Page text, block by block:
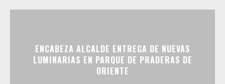
ENCABEZA ALCALDE ENTREGA DE NUEVAS
LUMINARIAS EN PARQUE DE PRADERAS DE
ORIENTE